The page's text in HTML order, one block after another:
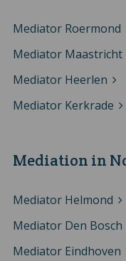
Mediation in
Mediator Helmond
Mediator Den Bosch
Mediator Eindhoven
Mediator Roermond
Mediator Maastricht
Mediator Heerlen
Mediator Kerkrade